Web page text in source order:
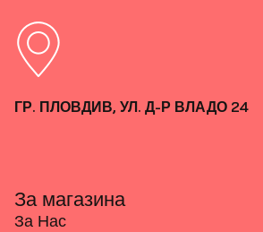
ГР. ПЛОВДИВ, УЛ. Д-Р ВЛАДО 24
За магазина
За Нас